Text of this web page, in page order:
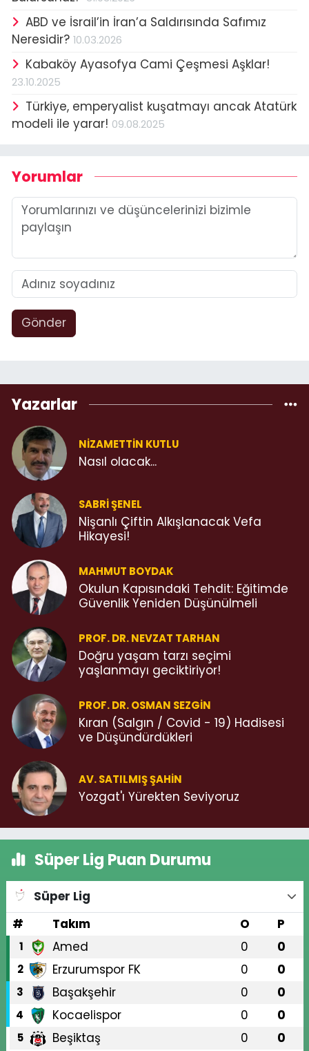
ABD ve İsrail’in İran’a Saldırısında Safımız
Neresidir? 10.03.2026
Kabaköy Ayasofya Cami Çeşmesi Aşklar!
23.10.2025
Türkiye, emperyalist kuşatmayı ancak Atatürk
modeli ile yarar! 09.08.2025
Yorumlar
Gönder
Yazarlar
NIZAMETTIN KUTLU
Nasıl olacak...
SABRI ŞENEL
Nişanlı Çiftin Alkışlanacak Vefa
Hikayesi!
MAHMUT BOYDAK
Okulun Kapısındaki Tehdit: Eğitimde
Güvenlik Yeniden Düşünülmeli
PROF. DR. NEVZAT TARHAN
Doğru yaşam tarzı seçimi
yaşlanmayı geciktiriyor!
PROF. DR. OSMAN SEZGIN
Kıran (Salgın / Covid - 19) Hadisesi
ve Düşündürdükleri
AV. SATILMIŞ ŞAHIN
Yozgat'ı Yürekten Seviyoruz
Süper Lig Puan Durumu
Süper Lig
#
Takım O P
1 Amed 0 0
2 Erzurumspor FK 0 0
3 Başakşehir 0 0
4 Kocaelispor 0 0
5 Beşiktaş 0 0